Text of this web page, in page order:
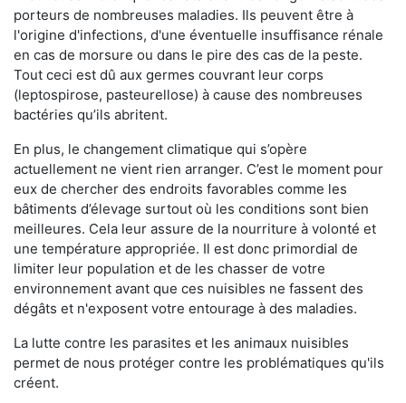
porteurs de nombreuses maladies. Ils peuvent être à
l'origine d'infections, d'une éventuelle insuffisance rénale
en cas de morsure ou dans le pire des cas de la peste.
Tout ceci est dû aux germes couvrant leur corps
(leptospirose, pasteurellose) à cause des nombreuses
bactéries qu’ils abritent.
En plus, le changement climatique qui s’opère
actuellement ne vient rien arranger. C’est le moment pour
eux de chercher des endroits favorables comme les
bâtiments d’élevage surtout où les conditions sont bien
meilleures. Cela leur assure de la nourriture à volonté et
une température appropriée. Il est donc primordial de
limiter leur population et de les chasser de votre
environnement avant que ces nuisibles ne fassent des
dégâts et n'exposent votre entourage à des maladies.
La lutte contre les parasites et les animaux nuisibles
permet de nous protéger contre les problématiques qu'ils
créent.